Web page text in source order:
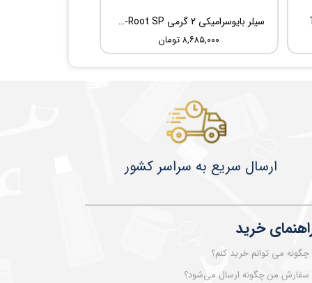
سیلر بایوسرامیکی 2 گرمی Root Dental Medical C-Root SP
۸,۶۸۵,۰۰۰ تومان
خرید
چگونه می توانم خرید کنم؟
سفارش من چگونه ارسال می‌شود؟
​​​​ارسال سریع به سراسر کشور